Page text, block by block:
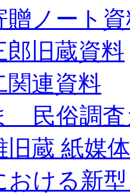
贈ノート
郎旧蔵資料
関連資料
民俗調査
旧蔵 紙媒
おける新